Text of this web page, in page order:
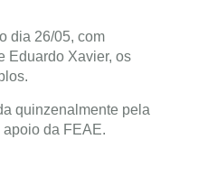
dia 26/05, com
Eduardo Xavier, os
quinzenalmente pela
da FEAE.